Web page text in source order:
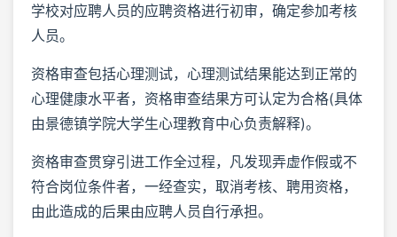
学校对应聘人员的应聘资格进行初审，确定参加考核
人员。
资格审查包括心理测试，心理测试结果能达到正常的
心理健康水平者，资格审查结果方可认定为合格(具体
由景德镇学院大学生心理教育中心负责解释)。
资格审查贯穿引进工作全过程，凡发现弄虚作假或不
符合岗位条件者，一经查实，取消考核、聘用资格，
由此造成的后果由应聘人员自行承担。